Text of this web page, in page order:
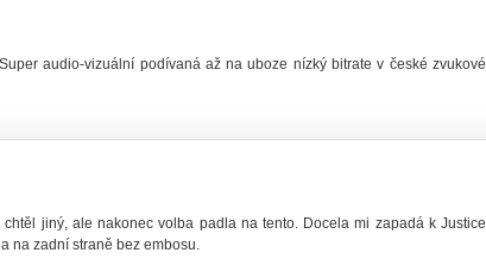
audio-vizuální podívaná až na uboze nízký bitrate v české zvukové
jiný, ale nakonec volba padla na tento. Docela mi zapadá k Justice
na zadní straně bez embosu.